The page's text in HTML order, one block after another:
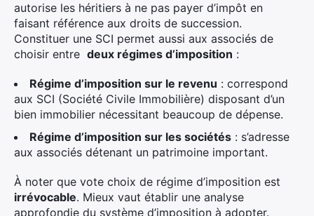
autorise les héritiers à ne pas payer d’impôt en
faisant référence aux droits de succession.
Constituer une SCI permet aussi aux associés de
choisir entre deux régimes d’imposition :
Régime d’imposition sur le revenu : correspond
aux SCI (Société Civile Immobilière) disposant d’un
bien immobilier nécessitant beaucoup de dépense.
Régime d’imposition sur les sociétés : s’adresse
aux associés détenant un patrimoine important.
À noter que vote choix de régime d’imposition est
irrévocable. Mieux vaut établir une analyse
approfondie du système d’imposition à adopter.